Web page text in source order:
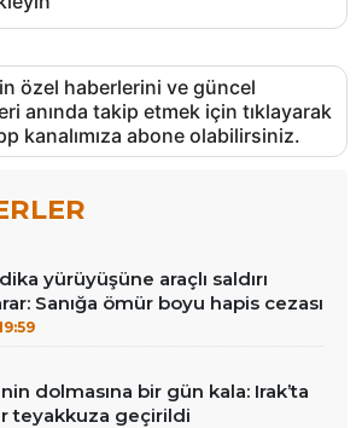
özel haberlerini ve güncel
anında takip etmek için tıklayarak
kanalımıza abone olabilirsiniz.
yürüyüşüne araçlı saldırı
Sanığa ömür boyu hapis cezası
dolmasına bir gün kala: Irak’ta
teyakkuza geçirildi